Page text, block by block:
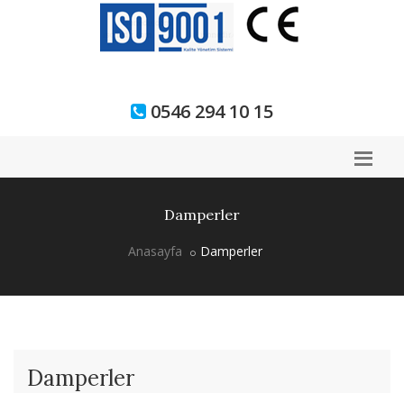
0546 294 10 15
Damperler
Anasayfa Damperler
Damperler